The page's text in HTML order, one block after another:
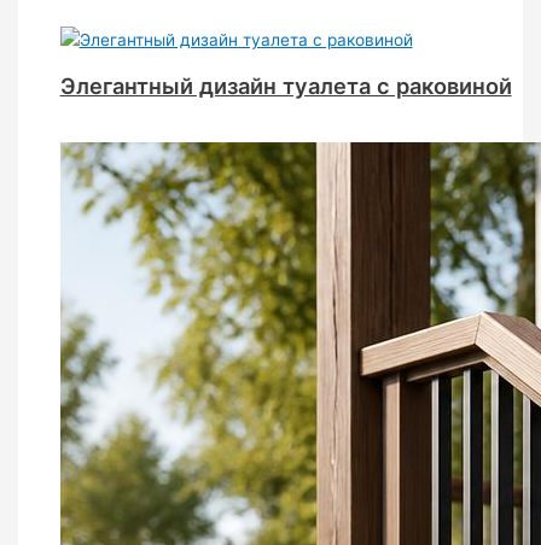
Элегантный дизайн туалета с раковиной